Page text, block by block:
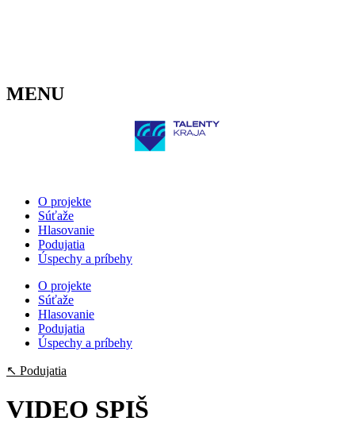
MENU
O projekte
Súťaže
Hlasovanie
Podujatia
Úspechy a príbehy
O projekte
Súťaže
Hlasovanie
Podujatia
Úspechy a príbehy
↖ Podujatia
VIDEO SPIŠ